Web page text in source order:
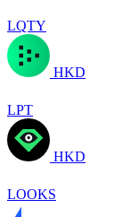
LQTY
HKD
LPT
HKD
LOOKS